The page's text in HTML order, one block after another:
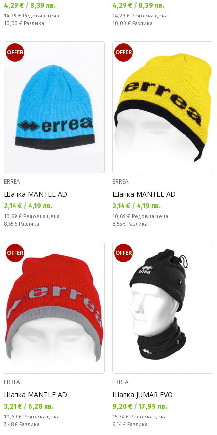
Текуща цена:
4,29 € / 8,39 лв.
Редовна цена:
14,29 € Редовна цена
Спестявате:
10,00 € Разлика
Текуща цена:
4,29 € / 8,39 лв.
Редовна цена:
14,29 € Редовна цена
Спестявате:
10,00 € Разлика
OFFER
ERREA
Шапка MANTLE AD
Текуща цена:
2,14 € / 4,19 лв.
Редовна цена:
10,69 € Редовна цена
Спестявате:
8,55 € Разлика
OFFER
ERREA
Шапка MANTLE AD
Текуща цена:
2,14 € / 4,19 лв.
Редовна цена:
10,69 € Редовна цена
Спестявате:
8,55 € Разлика
OFFER
ERREA
Шапка MANTLE AD
Текуща цена:
3,21 € / 6,28 лв.
Редовна цена:
10,69 € Редовна цена
Спестявате:
7,48 € Разлика
OFFER
ERREA
Шапка JUMAR EVO
Текуща цена:
9,20 € / 17,99 лв.
Редовна цена:
15,34 € Редовна цена
Спестявате:
6,14 € Разлика